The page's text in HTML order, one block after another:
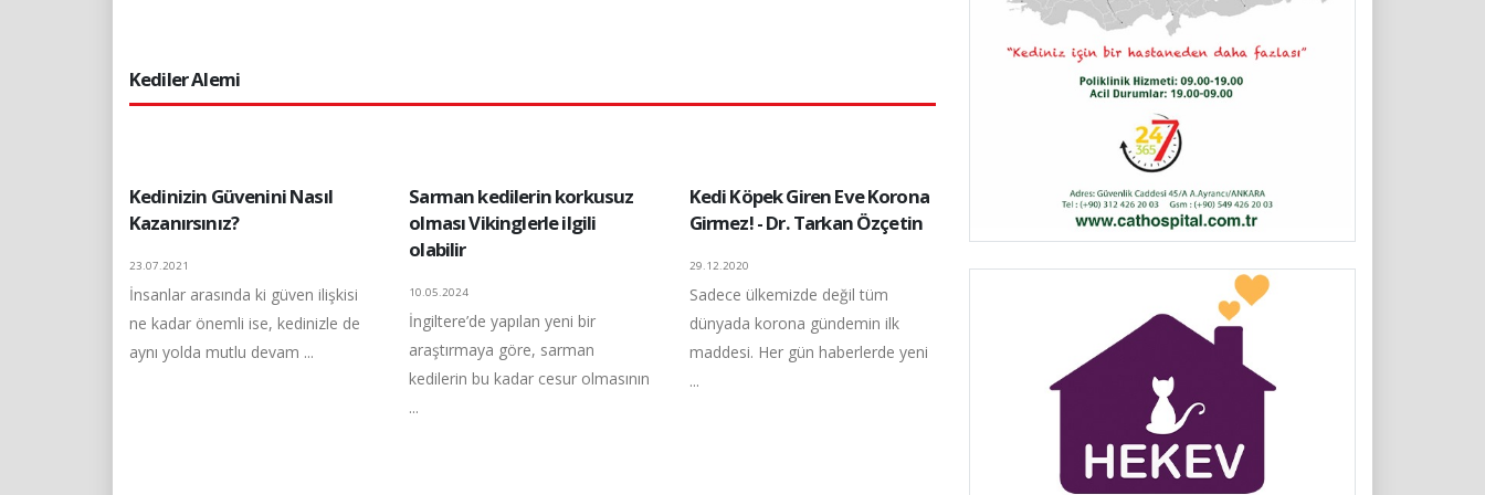
Kediler Alemi
Kedinizin Güvenini Nasıl
Kazanırsınız?
23.07.2021
İnsanlar arasında ki güven ilişkisi
ne kadar önemli ise, kedinizle de
aynı yolda mutlu devam ...
Sarman kedilerin korkusuz
olması Vikinglerle ilgili
olabilir
10.05.2024
İngiltere’de yapılan yeni bir
araştırmaya göre, sarman
kedilerin bu kadar cesur olmasının
...
Kedi Köpek Giren Eve Korona
Girmez! - Dr. Tarkan Özçetin
29.12.2020
Sadece ülkemizde değil tüm
dünyada korona gündemin ilk
maddesi. Her gün haberlerde yeni
...